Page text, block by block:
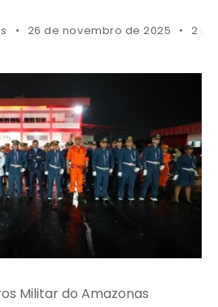
26 de novembro de 2025 2
Militar do Amazonas